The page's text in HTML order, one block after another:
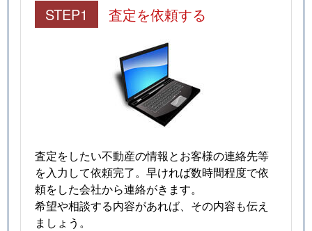
STEP1 査定を依頼する
査定をしたい不動産の情報とお客様の連絡先等
を入力して依頼完了。早ければ数時間程度で依
頼をした会社から連絡がきます。
希望や相談する内容があれば、その内容も伝え
ましょう。